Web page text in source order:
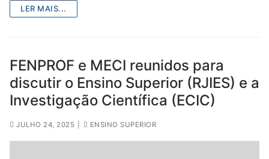
LER MAIS...
FENPROF e MECI reunidos para
discutir o Ensino Superior (RJIES) e a
Investigação Científica (ECIC)
JULHO 24, 2025 ENSINO SUPERIOR